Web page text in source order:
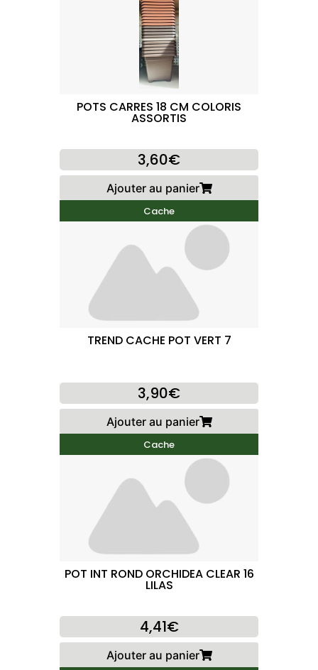
POTS CARRES 18 CM COLORIS
ASSORTIS
3,60€
Ajouter au panier
Cache
TREND CACHE POT VERT 7
3,90€
Ajouter au panier
Cache
POT INT ROND ORCHIDEA CLEAR 16
LILAS
4,41€
Ajouter au panier